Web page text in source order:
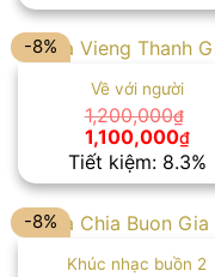
1,350,000₫.là:
-8%
Về với người
1,200,000₫
Giá
gốc
là:
1,200,000₫.
1,100,000₫Giá
hiện
tại
là:
Tiết kiệm: 8.3%
-8%
Khúc nhạc buồn 2